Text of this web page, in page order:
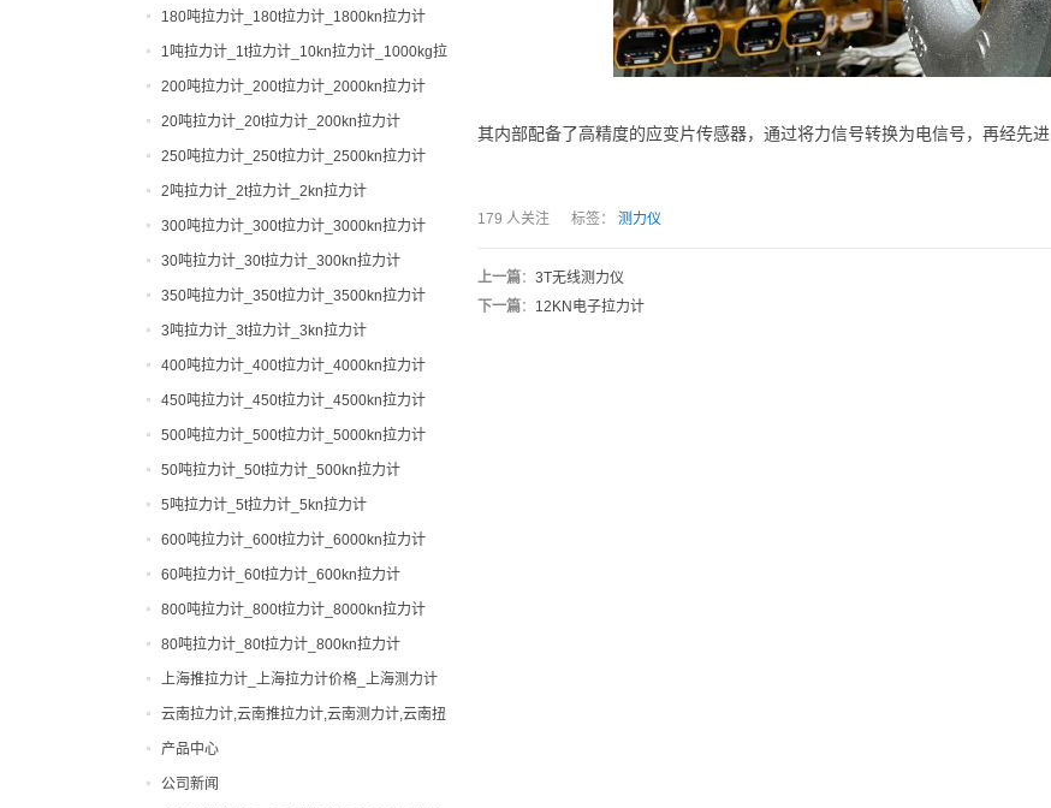
其内部配备了高精度的应变片传感器，通过将力信号转换为电信号，再经先进
179 人关注 标签： 测力仪
上一篇： 3T无线测力仪
下一篇： 12KN电子拉力计
180吨拉力计_180t拉力计_1800kn拉力计
1吨拉力计_1t拉力计_10kn拉力计_1000kg拉
力计
200吨拉力计_200t拉力计_2000kn拉力计
20吨拉力计_20t拉力计_200kn拉力计
250吨拉力计_250t拉力计_2500kn拉力计
2吨拉力计_2t拉力计_2kn拉力计
300吨拉力计_300t拉力计_3000kn拉力计
30吨拉力计_30t拉力计_300kn拉力计
350吨拉力计_350t拉力计_3500kn拉力计
3吨拉力计_3t拉力计_3kn拉力计
400吨拉力计_400t拉力计_4000kn拉力计
450吨拉力计_450t拉力计_4500kn拉力计
500吨拉力计_500t拉力计_5000kn拉力计
50吨拉力计_50t拉力计_500kn拉力计
5吨拉力计_5t拉力计_5kn拉力计
600吨拉力计_600t拉力计_6000kn拉力计
60吨拉力计_60t拉力计_600kn拉力计
800吨拉力计_800t拉力计_8000kn拉力计
80吨拉力计_80t拉力计_800kn拉力计
上海推拉力计_上海拉力计价格_上海测力计
厂家|型号
云南拉力计,云南推拉力计,云南测力计,云南扭
力计,云南邵氏硬度计
产品中心
0-200吨拉力计
公司新闻